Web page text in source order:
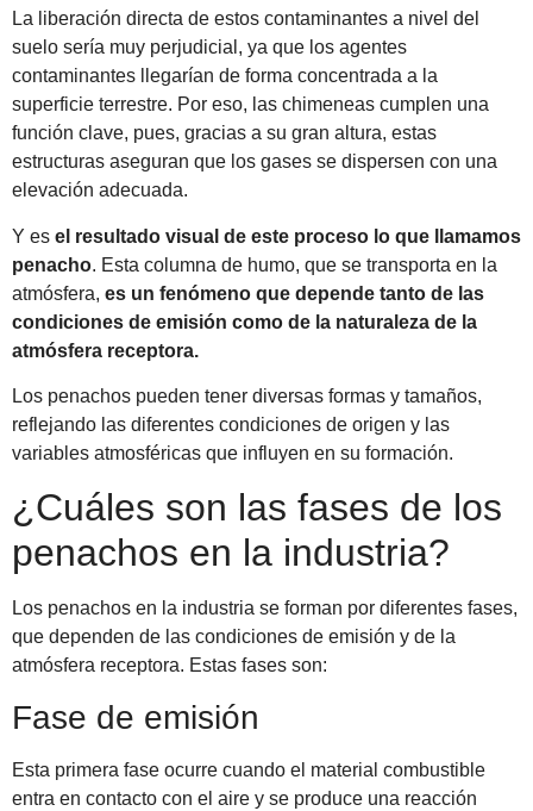
La liberación directa de estos contaminantes a nivel del
suelo sería muy perjudicial, ya que los agentes
contaminantes llegarían de forma concentrada a la
superficie terrestre. Por eso, las chimeneas cumplen una
función clave, pues, gracias a su gran altura, estas
estructuras aseguran que los gases se dispersen con una
elevación adecuada.
Y es el resultado visual de este proceso lo que llamamos
penacho. Esta columna de humo, que se transporta en la
atmósfera, es un fenómeno que depende tanto de las
condiciones de emisión como de la naturaleza de la
atmósfera receptora.
Los penachos pueden tener diversas formas y tamaños,
reflejando las diferentes condiciones de origen y las
variables atmosféricas que influyen en su formación.
¿Cuáles son las fases de los
penachos en la industria?
Los penachos en la industria se forman por diferentes fases,
que dependen de las condiciones de emisión y de la
atmósfera receptora. Estas fases son:
Fase de emisión
Esta primera fase ocurre cuando el material combustible
entra en contacto con el aire y se produce una reacción